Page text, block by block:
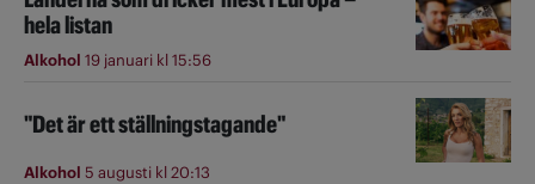
hela listan
Alkohol 19 januari kl 15:56
"Det är ett ställningstagande"
Alkohol 5 augusti kl 20:13